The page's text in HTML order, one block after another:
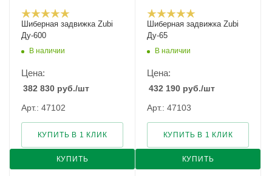
Шиберная задвижка Zubi
Ду-600
В наличии
Цена:
382 830 руб./шт
Арт.: 47102
КУПИТЬ
КУПИТЬ В 1 КЛИК
Шиберная задвижка Zubi
Ду-65
В наличии
Цена:
432 190 руб./шт
Арт.: 47103
КУПИТЬ
КУПИТЬ В 1 КЛИК